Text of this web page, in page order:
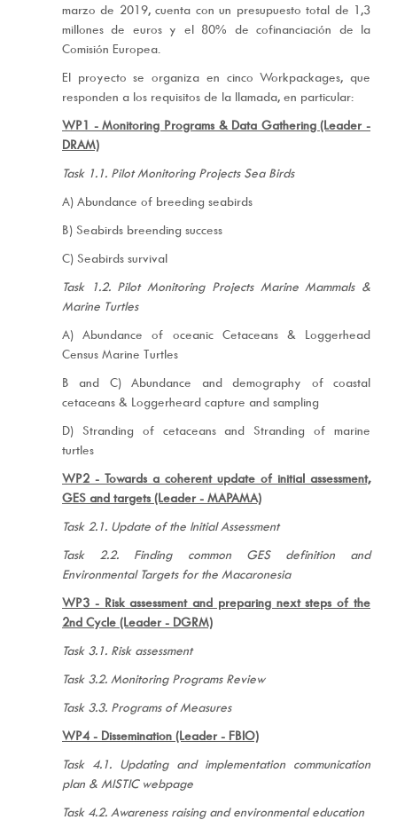
marzo de 2019, cuenta con un presupuesto total de 1,3
millones de euros y el 80% de cofinanciación de la
Comisión Europea.
El proyecto se organiza en cinco Workpackages, que
responden a los requisitos de la llamada, en particular:
WP1 - Monitoring Programs & Data Gathering (Leader -
DRAM)
Task 1.1. Pilot Monitoring Projects Sea Birds
A) Abundance of breeding seabirds
B) Seabirds breending success
C) Seabirds survival
Task 1.2. Pilot Monitoring Projects Marine Mammals &
Marine Turtles
A) Abundance of oceanic Cetaceans & Loggerhead
Census Marine Turtles
B and C) Abundance and demography of coastal
cetaceans & Loggerheard capture and sampling
D) Stranding of cetaceans and Stranding of marine
turtles
WP2 - Towards a coherent update of initial assessment,
GES and targets (Leader - MAPAMA)
Task 2.1. Update of the Initial Assessment
Task 2.2. Finding common GES definition and
Environmental Targets for the Macaronesia
WP3 - Risk assessment and preparing next steps of the
2nd Cycle (Leader - DGRM)
Task 3.1. Risk assessment
Task 3.2. Monitoring Programs Review
Task 3.3. Programs of Measures
WP4 - Dissemination (Leader - FBIO)
Task 4.1. Updating and implementation communication
plan & MISTIC webpage
Task 4.2. Awareness raising and environmental education